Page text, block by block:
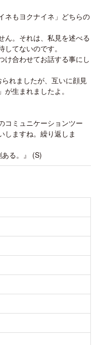
ネもヨクナイネ」どちらの
ん。それは、私見を述べる
てないのです。
け合わせてお話する事にし
れましたが、互いに顔見
生まれましたよ。
コミュニケーションツー
しますね。繰り返しま
る。』 (S)